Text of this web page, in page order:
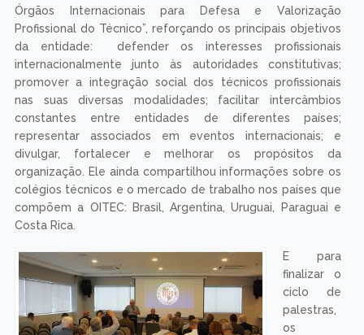
Órgãos Internacionais para Defesa e Valorização
Profissional do Técnico”, reforçando os principais objetivos
da entidade: defender os interesses profissionais
internacionalmente junto às autoridades constitutivas;
promover a integração social dos técnicos profissionais
nas suas diversas modalidades; facilitar intercâmbios
constantes entre entidades de diferentes países;
representar associados em eventos internacionais; e
divulgar, fortalecer e melhorar os propósitos da
organização. Ele ainda compartilhou informações sobre os
colégios técnicos e o mercado de trabalho nos países que
compõem a OITEC: Brasil, Argentina, Uruguai, Paraguai e
Costa Rica.
E para
finalizar o
ciclo de
palestras,
os